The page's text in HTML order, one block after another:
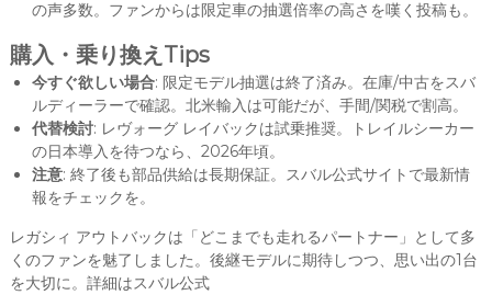
の声多数。ファンからは限定車の抽選倍率の高さを嘆く投稿も。
購入・乗り換えTips
今すぐ欲しい場合: 限定モデル抽選は終了済み。在庫/中古をスバ
ルディーラーで確認。北米輸入は可能だが、手間/関税で割高。
代替検討: レヴォーグ レイバックは試乗推奨。トレイルシーカー
の日本導入を待つなら、2026年頃。
注意: 終了後も部品供給は長期保証。スバル公式サイトで最新情
報をチェックを。
レガシィ アウトバックは「どこまでも走れるパートナー」として多
くのファンを魅了しました。後継モデルに期待しつつ、思い出の1台
を大切に。詳細はスバル公式